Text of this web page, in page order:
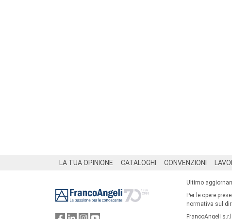
LA TUA OPINIONE CATALOGHI CONVENZIONI
Ultimo
Per le opere
normativa sul
FrancoAngeli